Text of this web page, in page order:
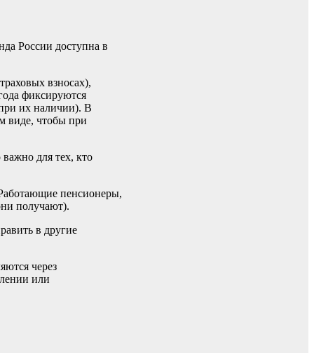
России доступна в
взносах),
фиксируются
их наличии). В
виде, чтобы при
для тех, кто
пенсионеры,
получают).
в другие
через
или